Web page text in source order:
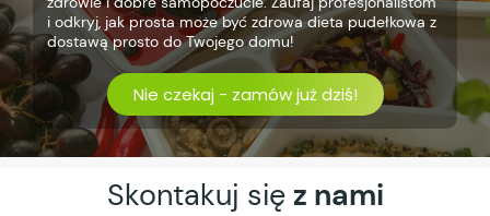
i odkryj, jak prosta może być zdrowa dieta pudełkowa z
dostawą prosto do Twojego domu!
Nie czekaj - zamów już dziś!
Skontakuj się z nami